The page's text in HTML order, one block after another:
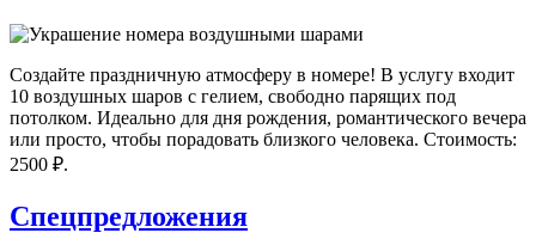
Создайте праздничную атмосферу в номере! В услугу входит
10 воздушных шаров с гелием, свободно парящих под
потолком. Идеально для дня рождения, романтического вечера
или просто, чтобы порадовать близкого человека. Стоимость:
2500 ₽.
Спецпредложения